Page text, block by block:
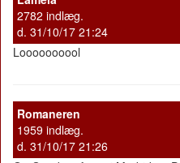
2782 indlæg.
d. 31/10/17 21:24
Loooooooool
Romaneren
1959 indlæg.
d. 31/10/17 21:26